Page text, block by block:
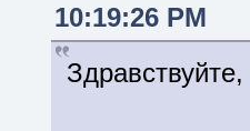
10:19:26 PM